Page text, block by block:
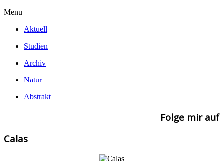
Menu
Aktuell
Studien
Archiv
Natur
Abstrakt
Folge mir auf
Calas